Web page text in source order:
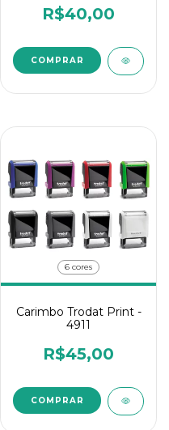
R$40,00
6 cores
Carimbo Trodat Print -
4911
R$45,00
COMPRAR